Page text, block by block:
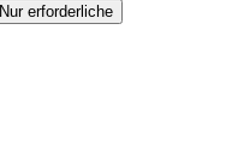
Nur erforderliche